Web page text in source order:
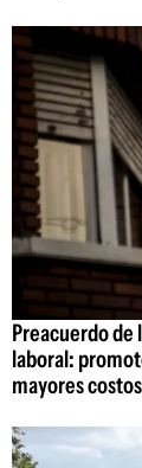
Preacuerdo de
laboral:
mayores costos